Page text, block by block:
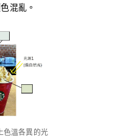
混亂。
色溫各異的光